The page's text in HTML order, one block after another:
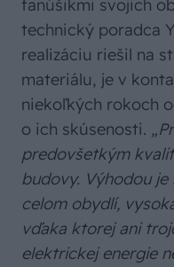
fanúšikmi svojich
technický poradca
realizáciu riešil na
materiálu, je v
niekoľkých rokoch
o ich skúsenosti.
predovšetkým
budovy. Výhodou
celom obydlí,
vďaka ktorej ani
elektrickej energie